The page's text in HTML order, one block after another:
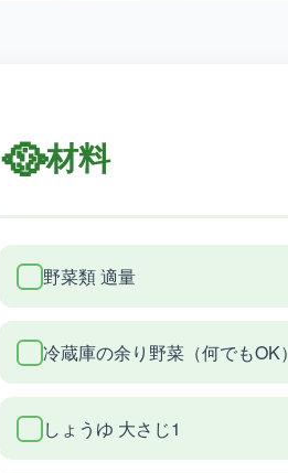
🥘材料
野菜類 適量
冷蔵庫の余り野菜（何でもOK）
しょうゆ 大さじ1